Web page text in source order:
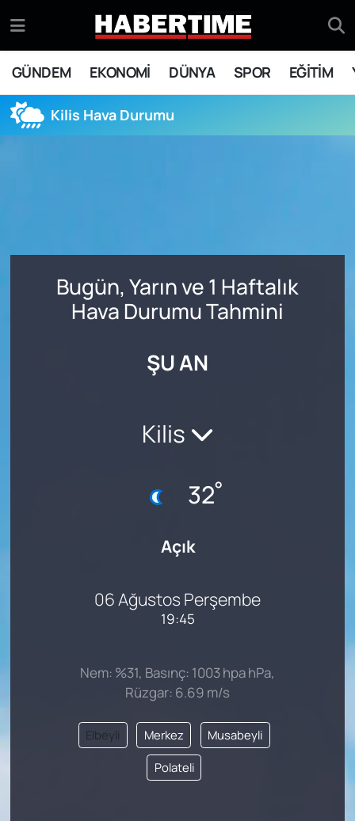
GÜNDEM EKONOMİ DÜNYA SPOR EĞİTİM
Kilis Hava Durumu
Bugün, Yarın ve 1 Haftalık
Hava Durumu Tahmini
ŞU AN
Kilis
32°
Açık
06 Ağustos Perşembe
19:45
Nem: %31, Basınç: 1003 hpa hPa,
Rüzgar: 6.69 m/s
Elbeyli Merkez Musabeyli
Polateli
EKONOMİ
DÜNYA
SİYASET
Eskişehir Nöbetçi Eczaneler
Eskişehir Hava Durumu
Eskişehir Namaz Vakitleri
Son Dakika Haberleri